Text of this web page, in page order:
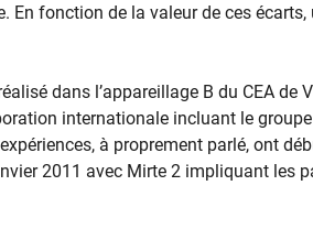
En fonction de la valeur de ces
dans l’appareillage B du CEA de
internationale incluant le groupe
à proprement parlé, ont
2011 avec Mirte 2 impliquant les